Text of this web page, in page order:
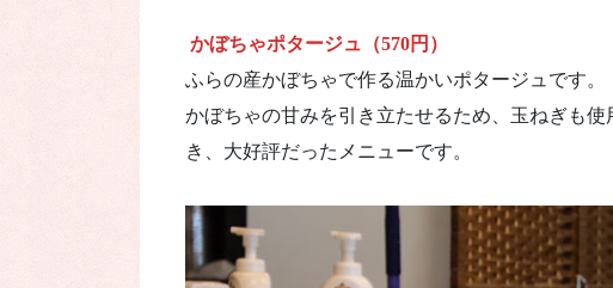
かぼちゃポタージュ（570円）
ふらの産かぼちゃで作る温かいポタージュです。
かぼちゃの甘みを引き立たせるため、玉ねぎも
き、大好評だったメニューです。